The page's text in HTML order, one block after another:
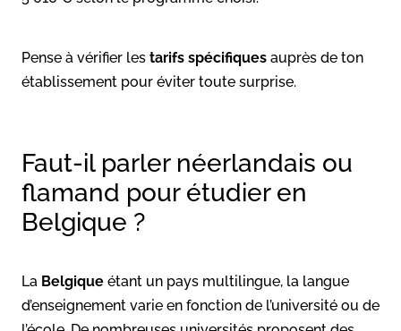
Pense à vérifier les tarifs spécifiques auprès de ton
établissement pour éviter toute surprise.
Faut-il parler néerlandais ou
flamand pour étudier en
Belgique ?
La Belgique étant un pays multilingue, la langue
d’enseignement varie en fonction de l’université ou de